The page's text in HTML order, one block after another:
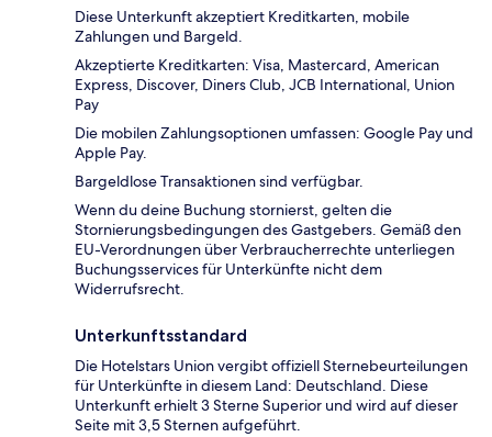
Diese Unterkunft akzeptiert Kreditkarten, mobile
Zahlungen und Bargeld.
Akzeptierte Kreditkarten: Visa, Mastercard, American
Express, Discover, Diners Club, JCB International, Union
Pay
Die mobilen Zahlungsoptionen umfassen: Google Pay und
Apple Pay.
Bargeldlose Transaktionen sind verfügbar.
Wenn du deine Buchung stornierst, gelten die
Stornierungsbedingungen des Gastgebers. Gemäß den
EU-Verordnungen über Verbraucherrechte unterliegen
Buchungsservices für Unterkünfte nicht dem
Widerrufsrecht.
Unterkunftsstandard
Die Hotelstars Union vergibt offiziell Sternebeurteilungen
für Unterkünfte in diesem Land: Deutschland. Diese
Unterkunft erhielt 3 Sterne Superior und wird auf dieser
Seite mit 3,5 Sternen aufgeführt.